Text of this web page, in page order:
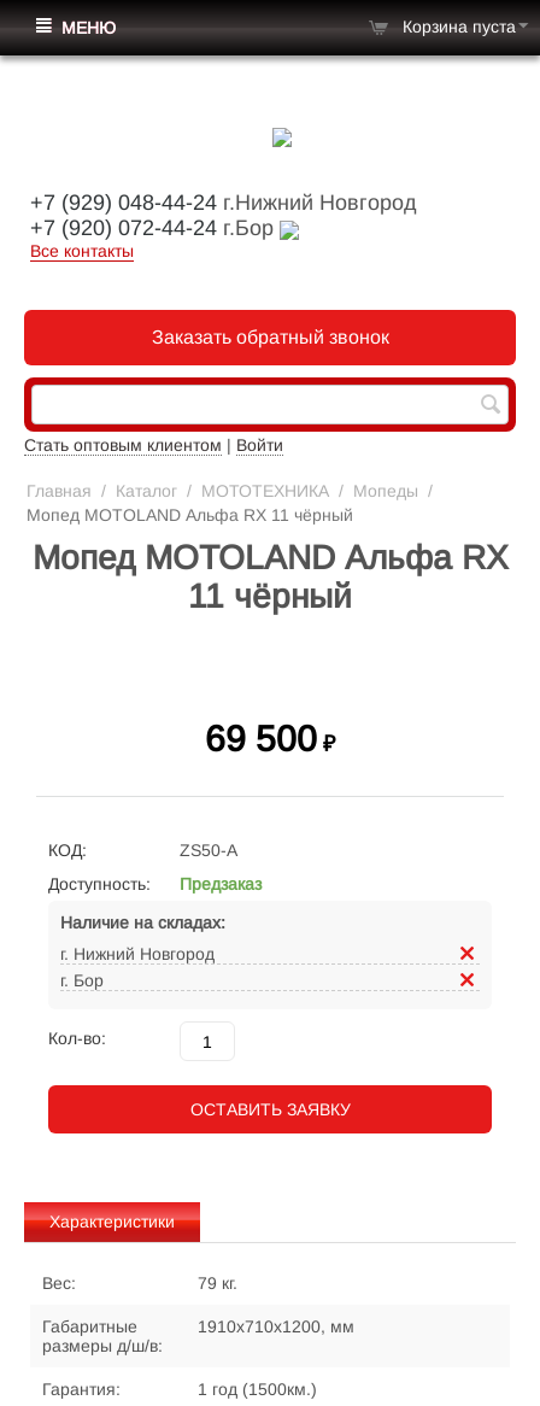
+7 (929) 048-44-24 г.Нижний Новгород
+7 (920) 072-44-24 г.Бор
Все контакты
Заказать обратный звонок
Стать оптовым клиентом | Войти
МЕНЮ Корзина пуста
Главная / Каталог / МОТОТЕХНИКА / Мопеды /
Мопед MOTOLAND Альфа RX 11 чёрный
Мопед MOTOLAND Альфа RX
11 чёрный
69 500 ₽
КОД:
ZS50-A
Доступность:
Предзаказ
Наличие на складах:
г. Нижний Новгород
г. Бор
Кол-во:
ОСТАВИТЬ ЗАЯВКУ
Характеристики
Вес: 79 кг.
Габаритные
размеры д/ш/в:
1910x710x1200, мм
Гарантия: 1 год (1500км.)